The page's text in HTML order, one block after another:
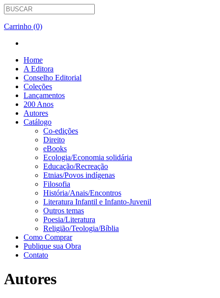
Carrinho (0)
Home
A Editora
Conselho Editorial
Coleções
Lançamentos
200 Anos
Autores
Catálogo
Co-edições
Direito
eBooks
Ecologia/Economia solidária
Educação/Recreação
Etnias/Povos indígenas
Filosofia
História/Anais/Encontros
Literatura Infantil e Infanto-Juvenil
Outros temas
Poesia/Literatura
Religião/Teologia/Bíblia
Como Comprar
Publique sua Obra
Contato
Autores